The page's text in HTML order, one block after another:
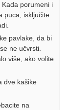
porumeni i
puca, isključite
pavlake, da bi
ne učvrsti.
više, ako volite
dve kašike
na